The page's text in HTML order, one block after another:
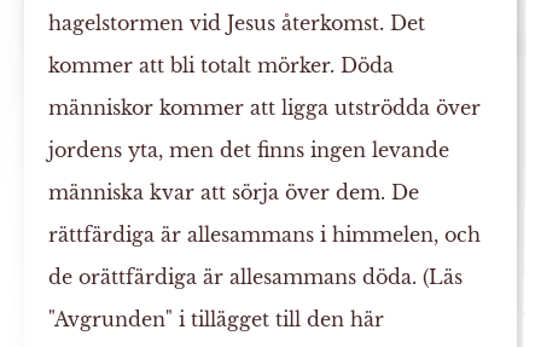
hagelstormen vid Jesus återkomst. Det
kommer att bli totalt mörker. Döda
människor kommer att ligga utströdda över
jordens yta, men det finns ingen levande
människa kvar att sörja över dem. De
rättfärdiga är allesammans i himmelen, och
de orättfärdiga är allesammans döda. (Läs
"Avgrunden" i tillägget till den här